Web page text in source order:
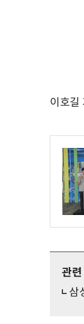
이호길
관
삼